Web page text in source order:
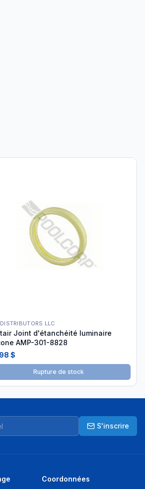
LLC
Joint d'étanchéité luminaire
AMP-301-8828
$
Rupture de stock
S'inscrire
Coordonnées